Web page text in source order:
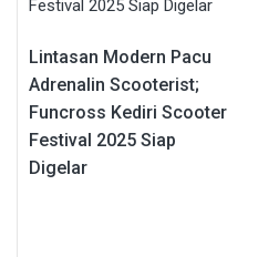
Lintasan Modern Pacu
Adrenalin Scooterist;
Funcross Kediri Scooter
Festival 2025 Siap
Digelar